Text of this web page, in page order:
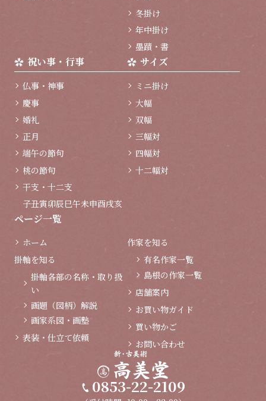
冬掛け
年中掛け
墨蹟・書
祝い事・行事
仏事・神事
慶事
婚礼
正月
端午の節句
桃の節句
干支・十二支
子丑寅卯辰巳午未申酉戌亥
サイズ
ミニ掛け
大幅
双幅
三幅対
四幅対
十二幅対
ページ一覧
ホーム
掛軸を知る
掛軸各部の名称・取り扱
い
画題（図柄）解説
画家系図・画塾
表装・仕立て依頼
作家を知る
有名作家一覧
島根の作家一覧
店舗案内
お買い物ガイド
買い物かご
お問い合わせ
0853-22-2109